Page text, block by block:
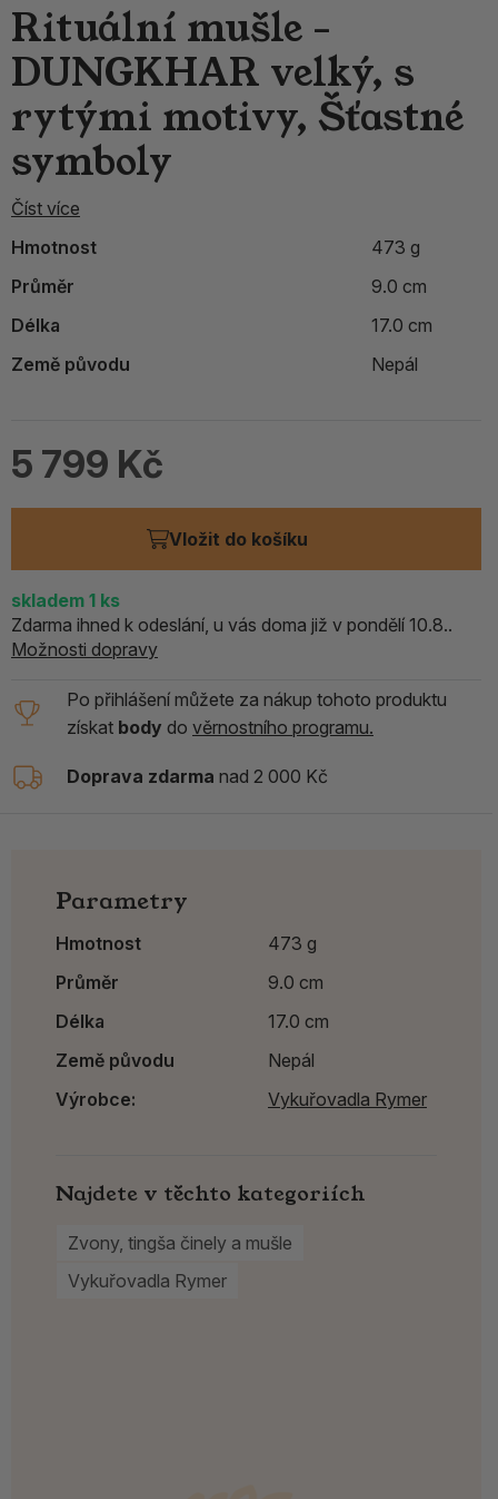
Rituální mušle -
DUNGKHAR velký, s
rytými motivy, Šťastné
symboly
Číst více
Hmotnost
473 g
Průměr
9.0 cm
Délka
17.0 cm
Země původu
Nepál
5 799 Kč
Vložit do košíku
skladem 1 ks
Zdarma ihned k odeslání, u vás doma již v pondělí 10.8..
Možnosti dopravy
Po přihlášení můžete za nákup tohoto produktu
získat body do věrnostního programu.
Doprava zdarma nad 2 000 Kč
Parametry
Hmotnost
473 g
Průměr
9.0 cm
Délka
17.0 cm
Země původu
Nepál
Výrobce:
Vykuřovadla Rymer
Najdete v těchto kategoriích
Zvony, tingša činely a mušle
Vykuřovadla Rymer